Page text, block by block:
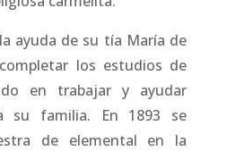
ayuda de su tía María de
los estudios de
en trabajar y ayudar
su familia. En 1893 se
de elemental en la